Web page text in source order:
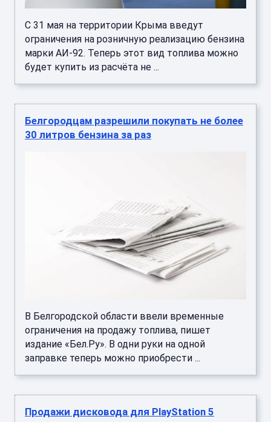
С 31 мая на территории Крыма введут
ограничения на розничную реализацию бензина
марки АИ-92. Теперь этот вид топлива можно
будет купить из расчёта не ...
Белгородцам разрешили покупать не более
30 литров бензина за раз
В Белгородской области ввели временные
ограничения на продажу топлива, пишет
издание «Бел.Ру». В одни руки на одной
заправке теперь можно приобрести ...
Продажи дисковода для PlayStation 5